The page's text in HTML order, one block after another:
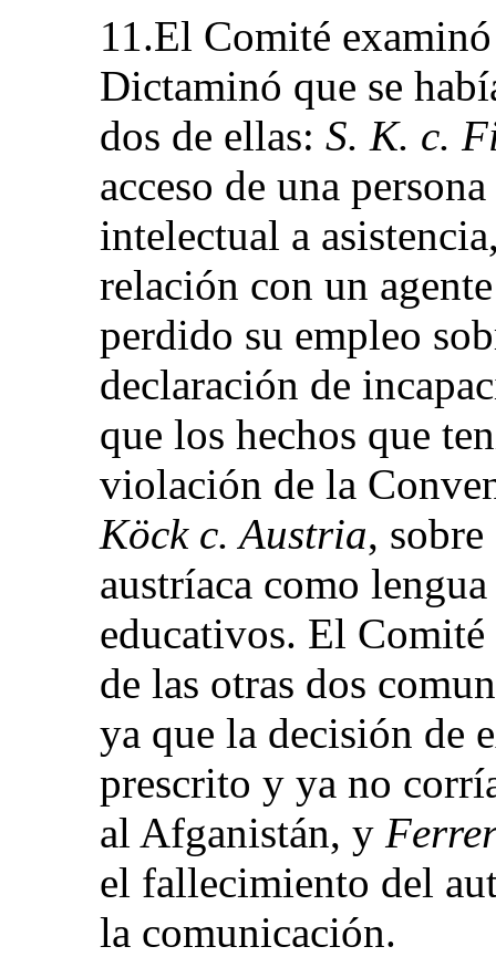
11.El Comité
Dictaminó que se
dos de ellas: S. K. c.
acceso de una
intelectual a
relación con un
perdido su empleo
declaración de
que los hechos que
violación de la
Köck c. Austria,
austríaca como
educativos. El
de las otras dos
ya que la decisión de
prescrito y ya no
al Afganistán, y
el fallecimiento del
la comunicación.